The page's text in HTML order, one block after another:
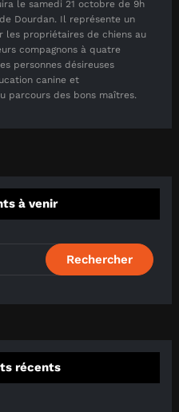
le samedi 21 octobre de 9h
Dourdan. Il représente un
les propriétaires de chiens au
compagnons à quatre
personnes désireuses
canine et
parcours des bons maîtres.
à venir
récents